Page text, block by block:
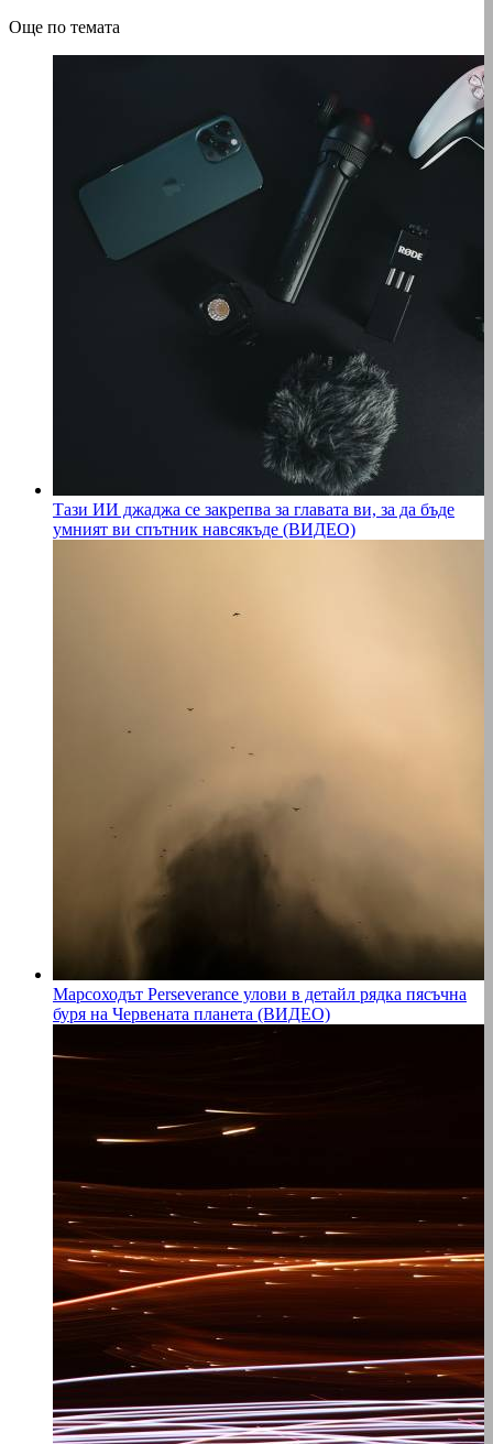
Още по темата
Тази ИИ джаджа се закрепва за главата ви, за да бъде
умният ви спътник навсякъде (ВИДЕО)
Марсоходът Perseverance улови в детайл рядка пясъчна
буря на Червената планета (ВИДЕО)